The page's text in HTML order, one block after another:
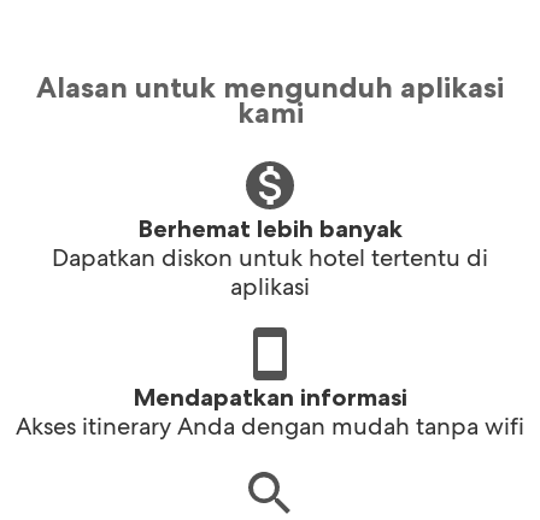
Alasan untuk mengunduh aplikasi
kami
Berhemat lebih banyak
Dapatkan diskon untuk hotel tertentu di
aplikasi
Mendapatkan informasi
Akses itinerary Anda dengan mudah tanpa wifi